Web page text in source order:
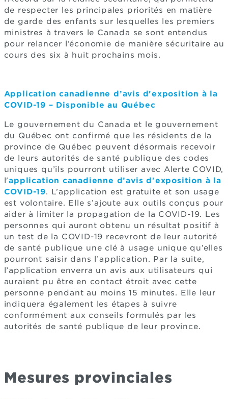
de respecter les principales priorités en matière
de garde des enfants sur lesquelles les premiers
ministres à travers le Canada se sont entendus
pour relancer l’économie de manière sécuritaire au
cours des six à huit prochains mois.
Application canadienne d’avis d'exposition à la
COVID-19 – Disponible au Québec
Le gouvernement du Canada et le gouvernement
du Québec ont confirmé que les résidents de la
province de Québec peuvent désormais recevoir
de leurs autorités de santé publique des codes
uniques qu’ils pourront utiliser avec Alerte COVID,
l'application canadienne d’avis d'exposition à la
COVID-19. L’application est gratuite et son usage
est volontaire. Elle s’ajoute aux outils conçus pour
aider à limiter la propagation de la COVID-19. Les
personnes qui auront obtenu un résultat positif à
un test de la COVID-19 recevront de leur autorité
de santé publique une clé à usage unique qu’elles
pourront saisir dans l’application. Par la suite,
l’application enverra un avis aux utilisateurs qui
auraient pu être en contact étroit avec cette
personne pendant au moins 15 minutes. Elle leur
indiquera également les étapes à suivre
conformément aux conseils formulés par les
autorités de santé publique de leur province.
Mesures provinciales